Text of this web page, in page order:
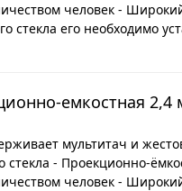
человек -
стекла его необходимо
емкостная
мультитач и
стекла - Проекционно-
человек -